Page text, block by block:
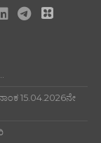
15.04.2026ನೇ